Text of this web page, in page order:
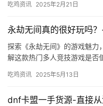
吃鸡资讯 2025年2月21日
永劫无间真的很好玩吗
探索《永劫无间》的游戏魅力
解这款热门多人竞技游戏是否
吃鸡资讯 2025年5月13日
dnf卡盟一手货源-直接